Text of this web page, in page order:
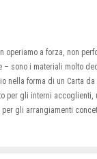
operiamo a forza, non
sono i materiali molto
nella forma di un Carta da
gli interni accoglienti,
gli arrangiamenti